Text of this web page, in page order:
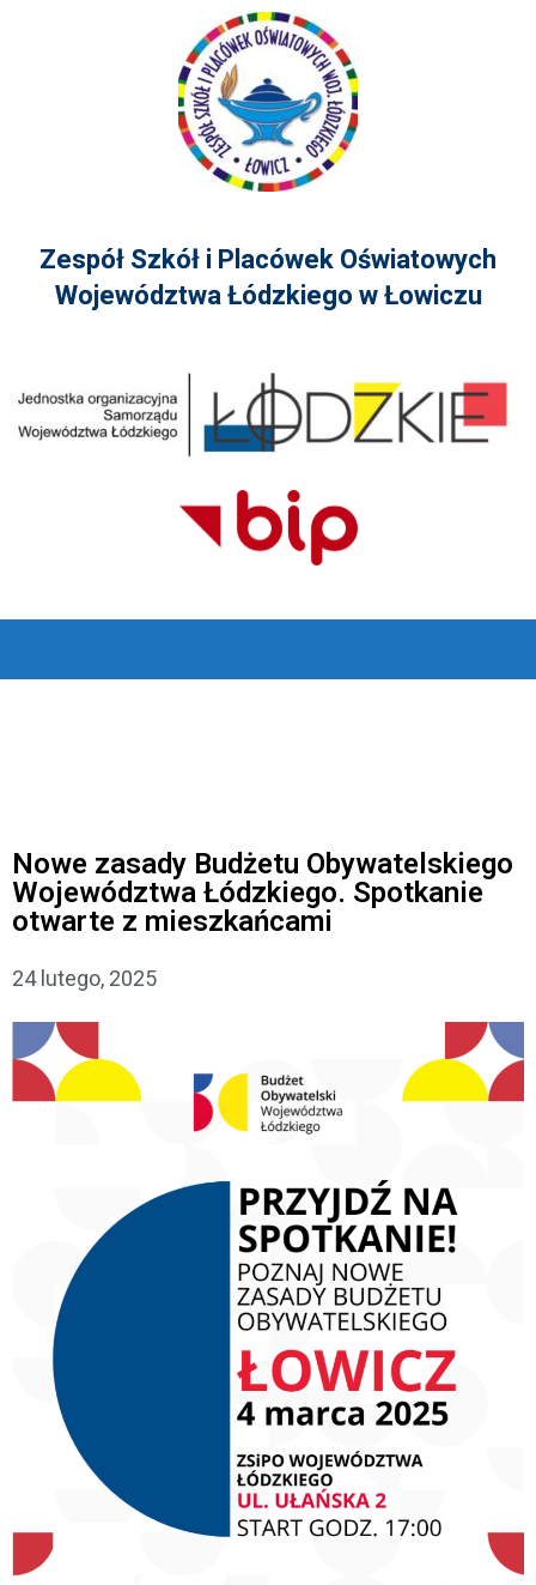
Zespół Szkół i Placówek Oświatowych
Województwa Łódzkiego w Łowiczu
Nowe zasady Budżetu Obywatelskiego
Województwa Łódzkiego. Spotkanie
otwarte z mieszkańcami
24 lutego, 2025